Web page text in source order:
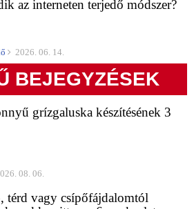
az interneten terjedő módszer?
2026. 06. 14.
BEJEGYZÉSEK
grízgaluska készítésének 3
08. 06.
térd vagy csípőfájdalomtól